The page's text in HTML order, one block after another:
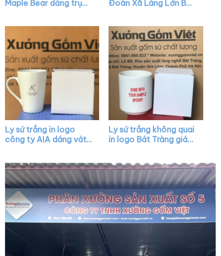
Maple Bear dáng trụ
Đoàn Xã Láng Lớn Bát
Ly sứ trắng in logo
công ty AIA dáng vát
Ly sứ trắng không quai
in logo Bát Tràng giá